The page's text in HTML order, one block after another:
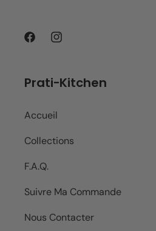
FacebookInstagram
Prati-Kitchen
Accueil
Collections
F.A.Q.
Suivre Ma Commande
Nous Contacter